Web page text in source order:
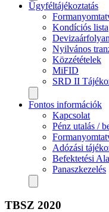
Ügyféltájékoztatás
Kondíciós lista
Nyilvános
Közzétételek
MiFID
SRD II
Fontos információk
Kapcsolat
Pénz utalás /
Adózási
Befektetési
Panaszkezelés
TBSZ 2020